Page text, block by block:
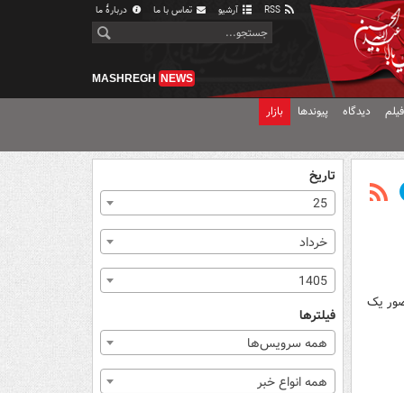
آرشیو تماس با ما دربارهٔ ما
MASHREGH NEWS
دیدگاه پیوندها بازار
یک
تاریخ
25
خرداد
1405
فیلترها
همه سرویس‌ها
همه انواع خبر